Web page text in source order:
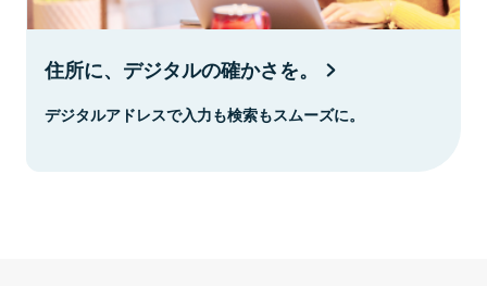
住所に、デジタルの確かさを。
デジタルアドレスで入力も検索もスムーズに。